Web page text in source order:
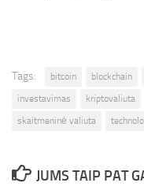
Tags: bitcoin blockchain
investavimas
kriptovaliuta
skaitmeninė valiuta
JUMS TAIP PAT